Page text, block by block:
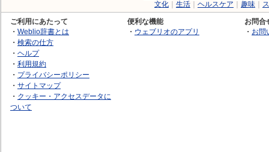
文化
生活 ヘルスケア 趣味
ご利用にあたって
・ Weblio辞書とは
・ 検索の仕方
・ ヘルプ
・ 利用規約
・ プライバシーポリシー
・ サイトマップ
・ クッキー・アクセスデータに
ついて
便利な機能
・ ウェブリオのアプリ
お問合
・ お問